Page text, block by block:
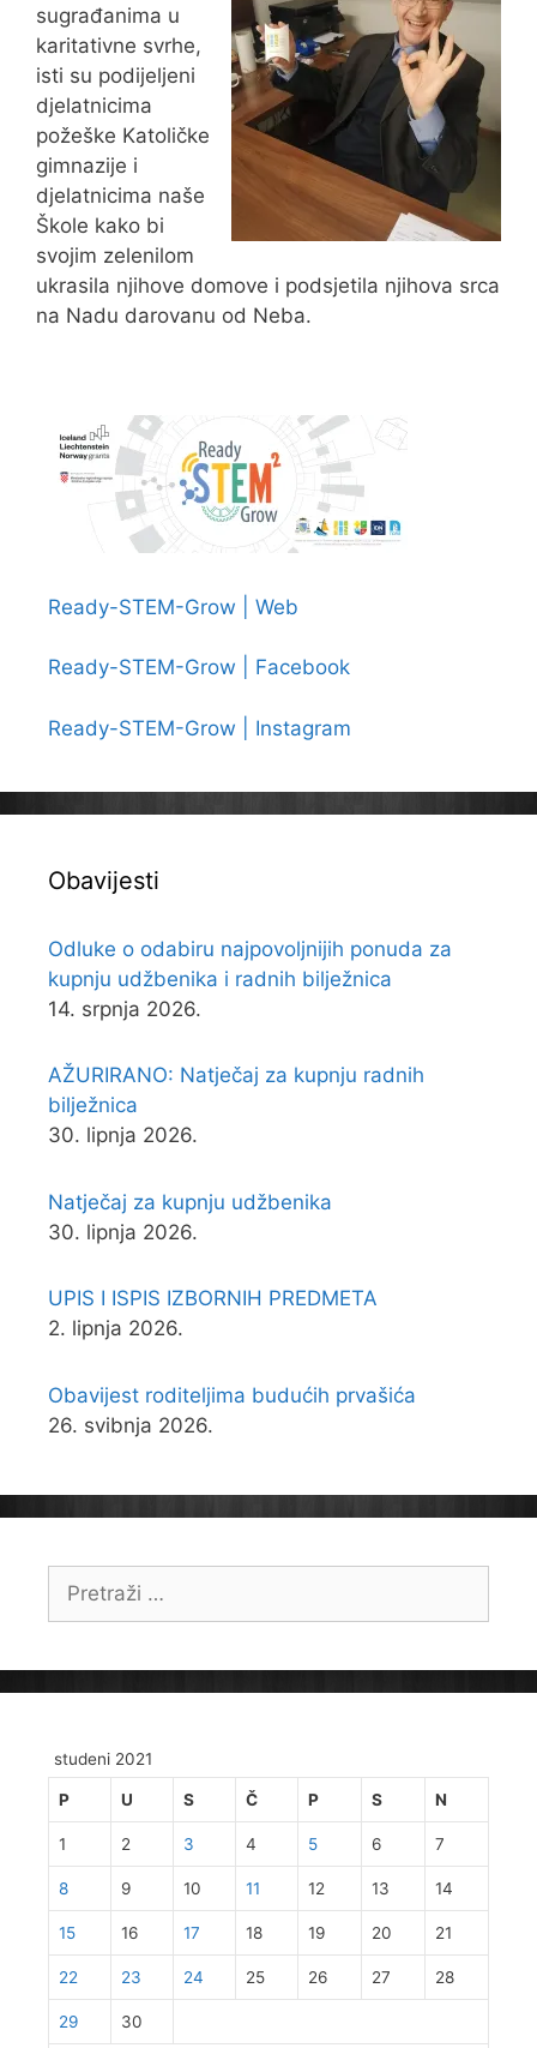
sugrađanima u
karitativne svrhe,
isti su podijeljeni
djelatnicima
požeške Katoličke
gimnazije i
djelatnicima naše
Škole kako bi
svojim zelenilom
ukrasila njihove domove i podsjetila njihova srca
na Nadu darovanu od Neba.
Ready-STEM-Grow | Web
Ready-STEM-Grow | Facebook
Ready-STEM-Grow | Instagram
Obavijesti
Odluke o odabiru najpovoljnijih ponuda za
kupnju udžbenika i radnih bilježnica
14. srpnja 2026.
AŽURIRANO: Natječaj za kupnju radnih
bilježnica
30. lipnja 2026.
Natječaj za kupnju udžbenika
30. lipnja 2026.
UPIS I ISPIS IZBORNIH PREDMETA
2. lipnja 2026.
Obavijest roditeljima budućih prvašića
26. svibnja 2026.
studeni 2021
P U S Č P S N
1 2 3 4 5 6 7
8 9 10 11 12 13 14
15 16 17 18 19 20 21
22 23 24 25 26 27 28
29 30